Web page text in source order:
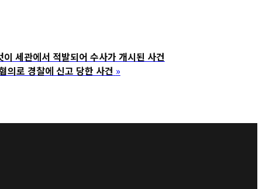
세관에서 적발되어 수사가 개시된 사건
로 경찰에 신고 당한 사건 »